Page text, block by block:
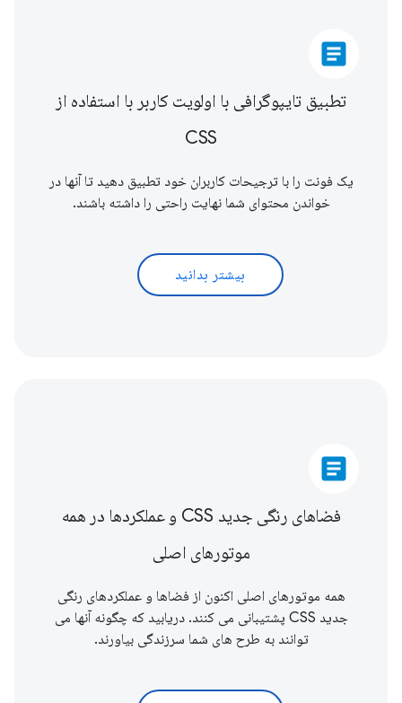
article
تطبیق تایپوگرافی با اولویت کاربر با استفاده از
CSS
یک فونت را با ترجیحات کاربران خود تطبیق دهید تا آنها در
خواندن محتوای شما نهایت راحتی را داشته باشند.
بیشتر بدانید
article
فضاهای رنگی جدید CSS و عملکردها در همه
موتورهای اصلی
همه موتورهای اصلی اکنون از فضاها و عملکردهای رنگی
جدید CSS پشتیبانی می کنند. دریابید که چگونه آنها می
توانند به طرح های شما سرزندگی بیاورند.